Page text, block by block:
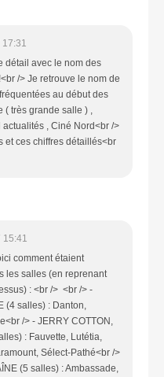
détail avec le nom des
/> Je retrouve le nom de
au début des
très grande salle ) ,
actualités , Ciné Nord<br />
et ces chiffres détaillés<br
comment étaient
les salles (en reprenant
: <br /> <br /> -
(4 salles) : Danton,
/> - JERRY COTTON,
: Fauvette, Lutétia,
Sélect-Pathé<br />
(5 salles) : Ambassade,